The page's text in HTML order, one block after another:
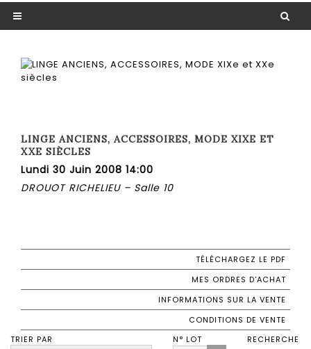
LINGE ANCIENS, ACCESSOIRES, MODE XIXE ET
XXE SIÈCLES
Lundi 30 Juin 2008 14:00
DROUOT RICHELIEU – Salle 10
TÉLÉCHARGEZ LE PDF
MES ORDRES D'ACHAT
INFORMATIONS SUR LA VENTE
CONDITIONS DE VENTE
TRIER PAR
N° LOT
RECHERCHE